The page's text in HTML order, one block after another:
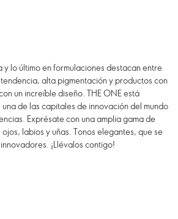
lo último en formulaciones destacan entre
alta pigmentación y productos con
un increíble diseño. THE ONE está
de las capitales de innovación del mundo
Exprésate con una amplia gama de
labios y uñas. Tonos elegantes, que se
¡Llévalos contigo!